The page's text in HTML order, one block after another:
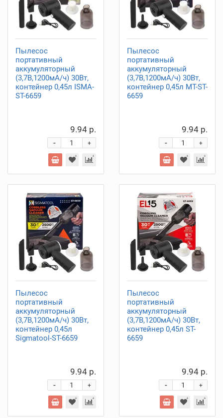
Пылесос
портативный
аккумуляторный
(3,7В,1200мА/ч) 30Вт,
контейнер 0,45л ISMA-
ST-6659
9.94 р.
+
-
Пылесос
портативный
аккумуляторный
(3,7В,1200мА/ч) 30Вт,
контейнер 0,45л MT-ST-
6659
9.94 р.
+
-
Пылесос
портативный
аккумуляторный
(3,7В,1200мА/ч) 30Вт,
контейнер 0,45л
Sigmatool-ST-6659
9.94 р.
+
-
Пылесос
портативный
аккумуляторный
(3,7В,1200мА/ч) 30Вт,
контейнер 0,45л ST-
6659
9.94 р.
+
-